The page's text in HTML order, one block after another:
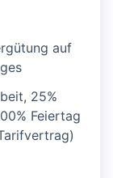
auf
25%
Feiertag